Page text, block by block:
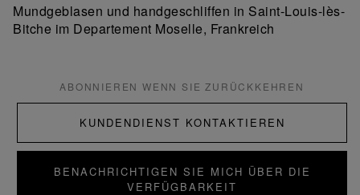
Mundgeblasen und handgeschliffen in Saint-Louis-lès-
Bitche im Departement Moselle, Frankreich
ABONNIEREN WENN SIE ZURÜCKKEHREN
KUNDENDIENST KONTAKTIEREN
BENACHRICHTIGEN SIE MICH ÜBER DIE
VERFÜGBARKEIT